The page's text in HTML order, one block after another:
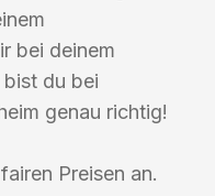
bei deinem
du bei
genau richtig!
Preisen an.